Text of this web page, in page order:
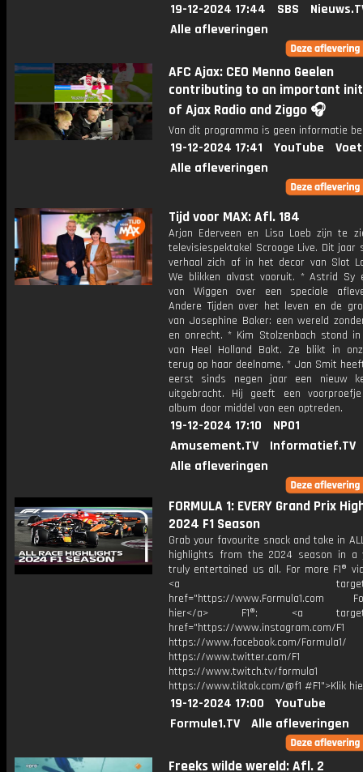
19-12-2024 17:44 SBS
Alle afleveringen
AFC Ajax: CEO Menno Geelen
contributing to an important
of Ajax Radio and Ziggo 🎧
Van dit programma is geen informatie
19-12-2024 17:41 YouTube
Alle afleveringen
Tijd voor MAX: Afl. 184
Arjan Ederveen en Lisa Loeb zijn te
televisiespektakel Scrooge Live. Dit jaar
verhaal zich af in het decor van Slot
We blikken alvast vooruit. * Astrid Sy
van Wiggen over een speciale
Andere Tijden over het leven en de
van Josephine Baker: een wereld
en onrecht. * Kim Stolzenbach stond
van Heel Holland Bakt. Ze blikt in
terug op haar deelname. * Jan Smit
eerst sinds negen jaar een nieuw
uitgebracht. Hij geeft een
album door middel van een optreden.
19-12-2024 17:10
NPO1
Amusement.TV
Informatief.TV
Alle afleveringen
FORMULA 1: EVERY Grand Prix
2024 F1 Season
Grab your favourite snack and take in
highlights from the 2024 season in a
truly entertained us all. For more F1®
<a
href="https://www.Formula1.com
hier</a> F1®: <a
href="https://www.instagram.com/F1
https://www.facebook.com/Formula1/
https://www.twitter.com/F1
https://www.twitch.tv/formula1
https://www.tiktok.com/@f1 #F1">Klik
19-12-2024 17:00
YouTube
Formule1.TV
Alle afleveringen
Freeks wilde wereld: Afl. 2